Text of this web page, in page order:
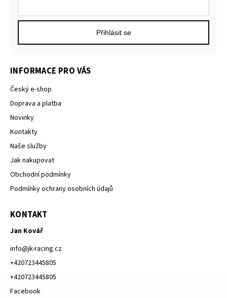
INFORMACE PRO VÁS
Český e-shop
Doprava a platba
Novinky
Kontakty
Naše služby
Jak nakupovat
Obchodní podmínky
Podmínky ochrany osobních údajů
KONTAKT
Jan Kovář
info@jk-racing.cz
+420723445805
+420723445805
Facebook
Přihlásit se